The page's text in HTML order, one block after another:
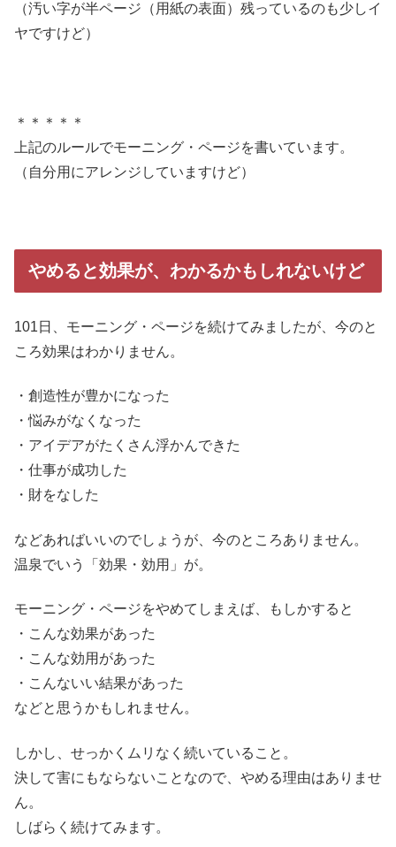
（汚い字が半ページ（用紙の表面）残っているのも少しイ
ヤですけど）
＊＊＊＊＊
上記のルールでモーニング・ページを書いています。
（自分用にアレンジしていますけど）
やめると効果が、わかるかもしれないけど
101日、モーニング・ページを続けてみましたが、今のと
ころ効果はわかりません。
・創造性が豊かになった
・悩みがなくなった
・アイデアがたくさん浮かんできた
・仕事が成功した
・財をなした
などあればいいのでしょうが、今のところありません。
温泉でいう「効果・効用」が。
モーニング・ページをやめてしまえば、もしかすると
・こんな効果があった
・こんな効用があった
・こんないい結果があった
などと思うかもしれません。
しかし、せっかくムリなく続いていること。
決して害にもならないことなので、やめる理由はありませ
ん。
しばらく続けてみます。